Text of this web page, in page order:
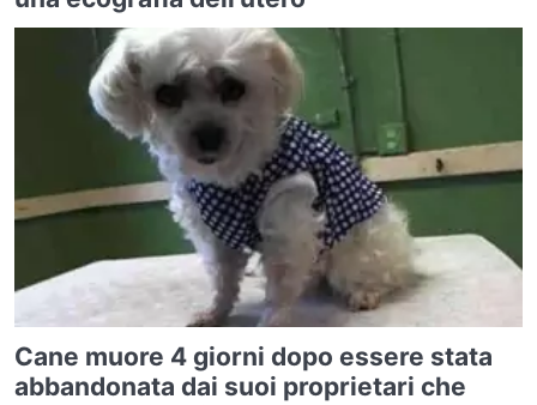
Cane muore 4 giorni dopo essere stata
abbandonata dai suoi proprietari che